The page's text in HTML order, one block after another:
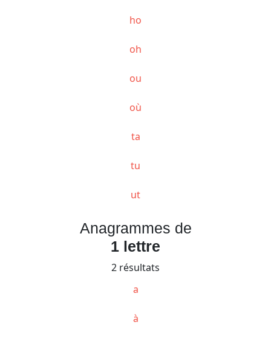
ho
oh
ou
où
ta
tu
ut
Anagrammes de
1 lettre
2 résultats
a
à